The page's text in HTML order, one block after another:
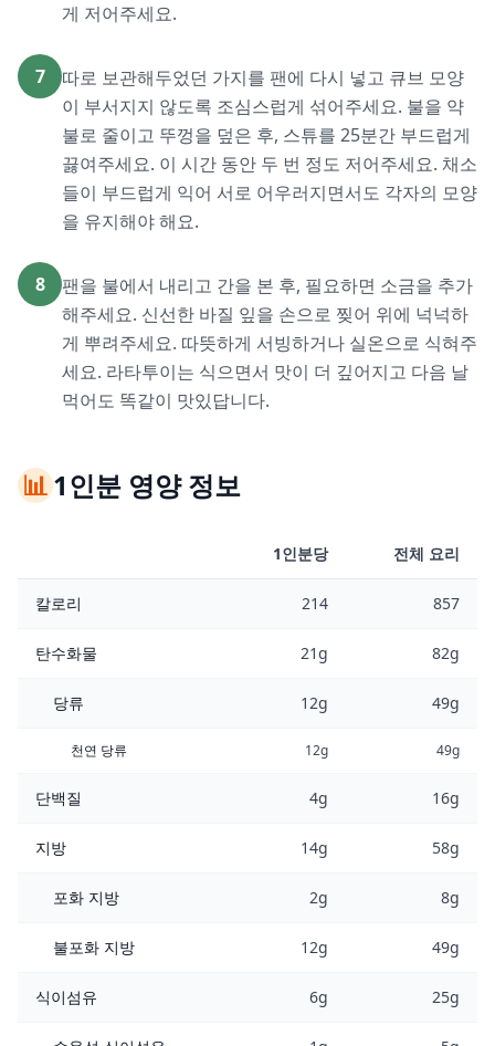
게 저어주세요.
7
따로 보관해두었던 가지를 팬에 다시 넣고 큐브 모양
이 부서지지 않도록 조심스럽게 섞어주세요. 불을 약
불로 줄이고 뚜껑을 덮은 후, 스튜를 25분간 부드럽게
끓여주세요. 이 시간 동안 두 번 정도 저어주세요. 채소
들이 부드럽게 익어 서로 어우러지면서도 각자의 모양
을 유지해야 해요.
8
팬을 불에서 내리고 간을 본 후, 필요하면 소금을 추가
해주세요. 신선한 바질 잎을 손으로 찢어 위에 넉넉하
게 뿌려주세요. 따뜻하게 서빙하거나 실온으로 식혀주
세요. 라타투이는 식으면서 맛이 더 깊어지고 다음 날
먹어도 똑같이 맛있답니다.
📊1인분 영양 정보
1인분당 전체 요리
칼로리 214 857
탄수화물 21g 82g
당류 12g 49g
천연 당류 12g 49g
단백질 4g 16g
지방 14g 58g
포화 지방 2g 8g
불포화 지방 12g 49g
식이섬유 6g 25g